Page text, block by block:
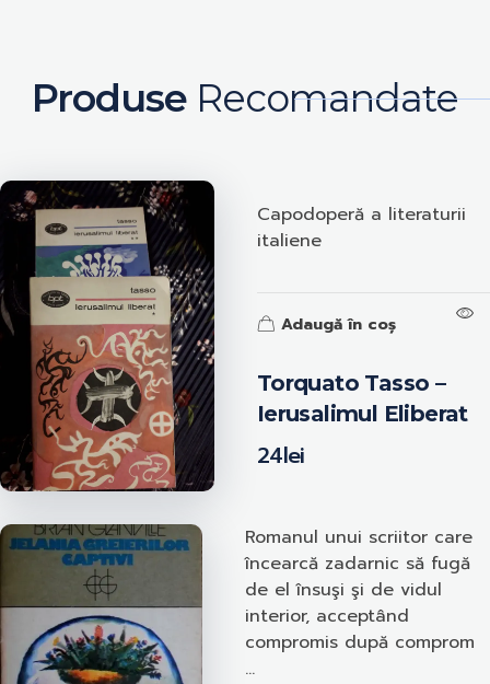
Produse Recomandate
Torquato Tasso –
Ierusalimul Eliberat
24lei
Capodoperă a literaturii
italiene
Adaugă în coș
Romanul unui scriitor care
încearcă zadarnic să fugă
de el însuşi şi de vidul
interior, acceptând
compromis după comprom
...